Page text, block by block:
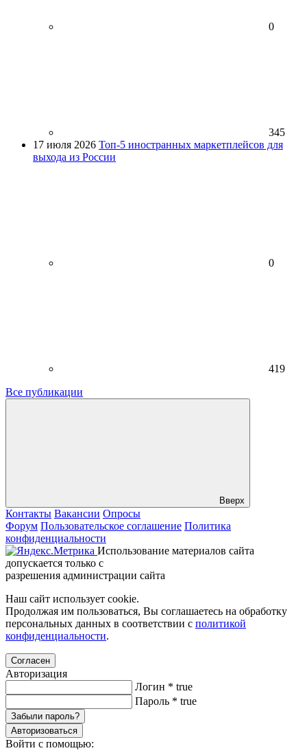
0
345
17 июля 2026 Топ-5 иностранных маркетплейсов для
выхода из России
0
419
Все публикации
Вверх
Контакты Вакансии Опросы
Форум Пользовательское соглашение Политика
конфиденциальности
Использование материалов сайта
допускается только с
разрешения администрации сайта
Наш сайт использует cookie.
Продолжая им пользоваться, Вы соглашаетесь на обработку
персональных данных в соответствии с политикой
конфиденциальности.
Согласен
Авторизация
Логин * true
Пароль * true
Забыли пароль?
Авторизоваться
Войти с помощью: